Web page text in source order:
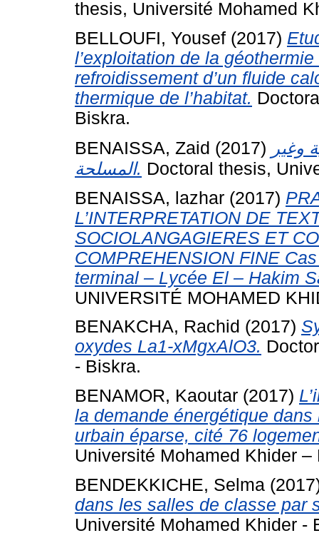
thesis, Université Mohamed
BELLOUFI, Yousef (2017)
l’exploitation de la
refroidissement d’un fluide
thermique de l’habitat.
Biskra.
BENAISSA, Zaid (2017) وغير
المسلحة. Doctoral thesis,
BENAISSA, lazhar (2017)
L’INTERPRETATION DE
SOCIOLANGAGIERES ET
COMPREHENSION FINE
terminal – Lycée El – Hakim
UNIVERSITÉ MOHAMED
BENAKCHA, Rachid (2017)
oxydes La1-xMgxAlO3.
- Biskra.
BENAMOR, Kaoutar (2017)
la demande énergétique
urbain éparse, cité 76
Université Mohamed Khider –
BENDEKKICHE, Selma
dans les salles de classe par
Université Mohamed Khider -